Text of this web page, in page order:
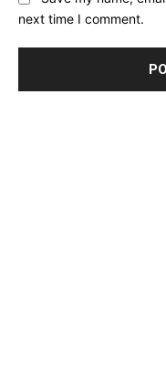
next time I comment.